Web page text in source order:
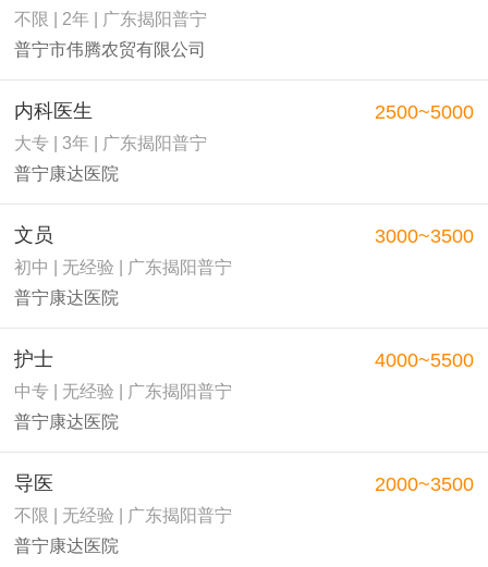
不限 | 2年 | 广东揭阳普宁
普宁市伟腾农贸有限公司
内科医生
大专 | 3年 | 广东揭阳普宁
普宁康达医院
2500~5000
文员
初中 | 无经验 | 广东揭阳普宁
普宁康达医院
3000~3500
护士
中专 | 无经验 | 广东揭阳普宁
普宁康达医院
4000~5500
导医
不限 | 无经验 | 广东揭阳普宁
普宁康达医院
2000~3500